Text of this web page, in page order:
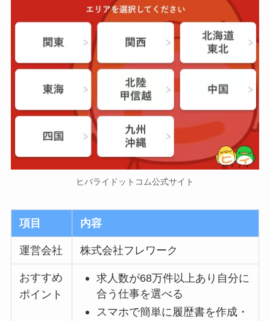
ヒバライドットコム公式サイト
項目 内容
運営会社 株式会社フレワーク
おすすめ
ポイント
求人数が68万件以上あり自分に
合う仕事を選べる
スマホで簡単に履歴書を作成・